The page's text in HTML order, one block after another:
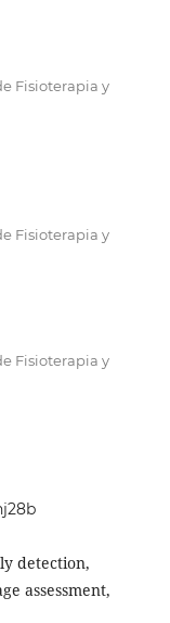
Fisioterapia y
Fisioterapia y
Fisioterapia y
detection,
assessment,